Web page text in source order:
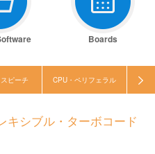
Boards
ピーチ CPU・ペリフェラル セ
キシブル・ターボコード